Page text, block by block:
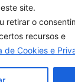
site.
retirar o
recursos e
de Cookies e